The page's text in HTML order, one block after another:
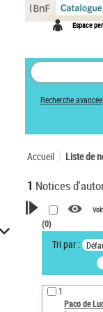
Espace
Recherche avancée
Accueil Liste de
1 Notices
VOTRE
Recherche
notices
Œuvres liées à
Paco de
(0)
Tri par :
1
Paco de
Panneau de gestion des